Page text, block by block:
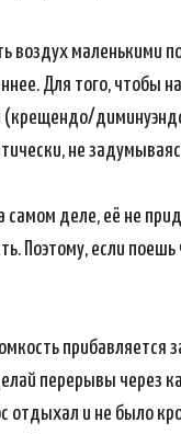
воздух маленькими
Для того, чтобы
(крещендо/
не
деле, её не
Поэтому, если
прибавляется
перерывы через
и не было